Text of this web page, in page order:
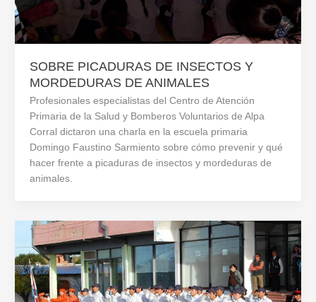
SOBRE PICADURAS DE INSECTOS Y
MORDEDURAS DE ANIMALES
Profesionales especialistas del Centro de Atención
Primaria de la Salud y Bomberos Voluntarios de Alpa
Corral dictaron una charla en la escuela primaria
Domingo Faustino Sarmiento sobre cómo prevenir y qué
hacer frente a picaduras de insectos y mordeduras de
animales.